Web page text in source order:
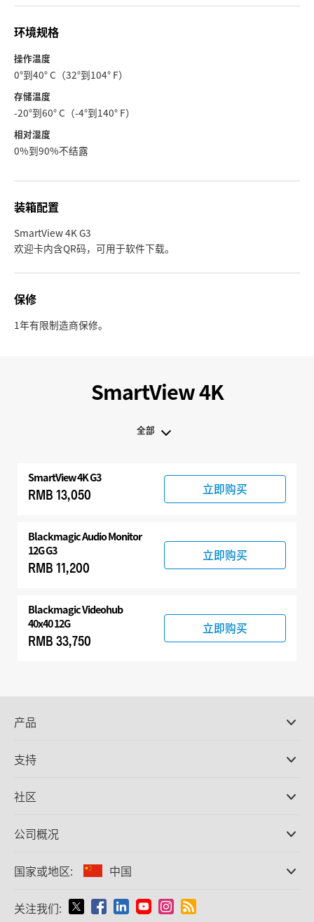
环境规格
操作温度
0°到40° C（32°到104° F）
存储温度
-20°到60° C（-4°到140° F）
相对湿度
0%到90%不结露
装箱配置
SmartView 4K G3
欢迎卡内含QR码，可用于软件下载。
保修
1年有限制造商保修。
SmartView 4K
全部
SmartView 4K G3
RMB 13,050 立即购买
Blackmagic Audio Monitor
12G G3
RMB 11,200
立即购买
Blackmagic Videohub
40x40 12G
RMB 33,750
立即购买
产品
DaVinci Resolve和Fusion软件
Ultimatte
采集和输出
格式转换
网络存储
支持
支持中心
社区
公司概况
关于我们
媒体
国家或地区: 中国
请选择国家或地区
关注我们: